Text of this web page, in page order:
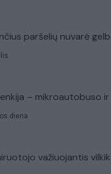
paršelių nuvarė
– mikroautobuso
diena
važiuojantis